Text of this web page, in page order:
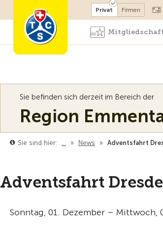
Mitglied werden
Privat Firmen
Sie befinden sich derzeit im Bereich der
Region
Sie sind hier: … » News » Adventsfahrt
Adventsfahrt
Sonntag, 01. Dezember – Mittwoch,